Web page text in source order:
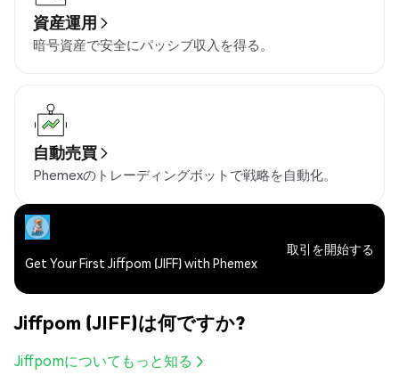
資産運用
暗号資産で安全にパッシブ収入を得る。
自動売買
Phemexのトレーディングボットで戦略を自動化。
Get Your First Jiffpom (JIFF) with Phemex
取引を開始する
Jiffpom (JIFF)は何ですか?
Jiffpomについてもっと知る